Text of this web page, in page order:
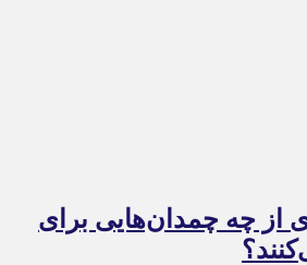
از چه چمدان‌هایی برای